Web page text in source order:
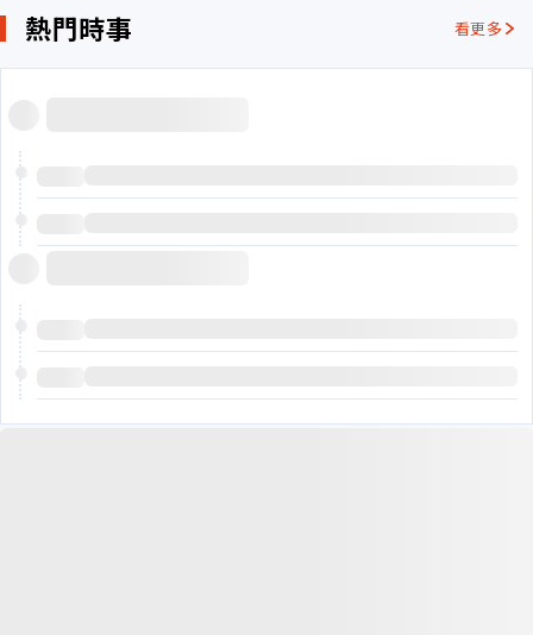
熱門時事 看更多